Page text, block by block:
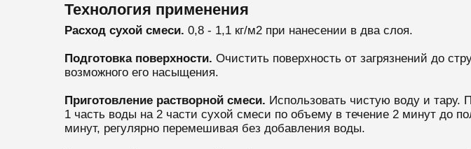
Технология применения
Расход сухой смеси. 0,8 - 1,1 кг/м2 при нанесении в два слоя.
Подготовка поверхности. Очистить поверхность от загрязнений до
возможного его насыщения.
Приготовление растворной смеси. Использовать чистую воду и
1 часть воды на 2 части сухой смеси по объему в течение 2 минут до
минут, регулярно перемешивая без добавления воды.